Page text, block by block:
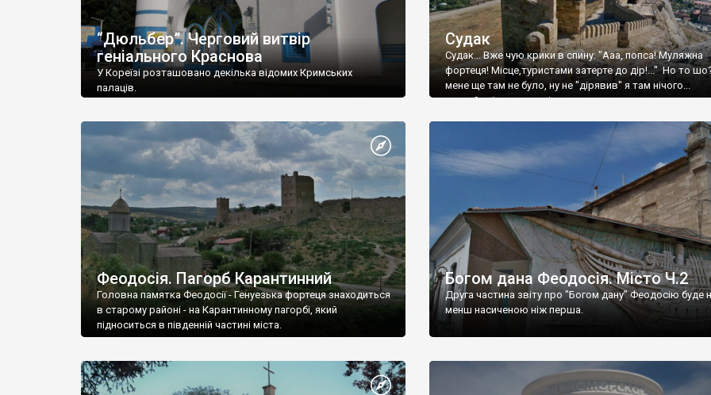
“Дюльбер”. Черговий витвір
геніального Краснова
У Кореїзі розташовано декілька відомих Кримських
палаців.
Судак
Судак... Вже чую крики в спину: "Ааа, попса! Муляжна
фортеця! Місце,туристами затерте до дір!..." Но то
мене ще там не було, ну не "дірявив" я там нічого...
принаймні до цього літа.
Феодосія. Пагорб Карантинний
Головна памятка Феодосії - Генуезька фортеця знаходиться
в старому районі - на Карантинному пагорбі, який
підноситься в південній частині міста.
Богом дана Феодосія. Місто Ч.2
Друга частина звіту про "Богом дану" Феодосію буде
менш насиченою ніж перша.